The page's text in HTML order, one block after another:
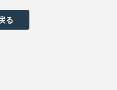
る